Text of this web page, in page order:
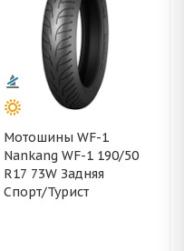
Мотошины WF-1
Nankang WF-1 190/50
R17 73W Задняя
Спорт/Турист